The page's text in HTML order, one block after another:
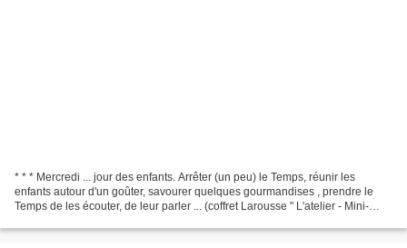
* * * Mercredi ... jour des enfants. Arrêter (un peu) le Temps, réunir les
enfants autour d'un goûter, savourer quelques gourmandises , prendre le
Temps de les écouter, de leur parler ... (coffret Larousse " L'atelier - Mini-